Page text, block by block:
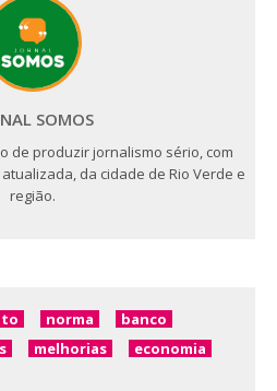
SOMOS
de produzir jornalismo sério, com
da cidade de Rio Verde e
região.
norma
banco
melhorias
economia